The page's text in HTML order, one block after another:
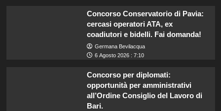
Concorso Conservatorio di Pavia:
cercasi operatori ATA, ex
coadiutori e bidelli. Fai domanda!
Germana Bevilacqua
6 Agosto 2026 : 7:10
Concorso per diplomati:
opportunità per amministrativi
all’Ordine Consiglio del Lavoro di
Bari.